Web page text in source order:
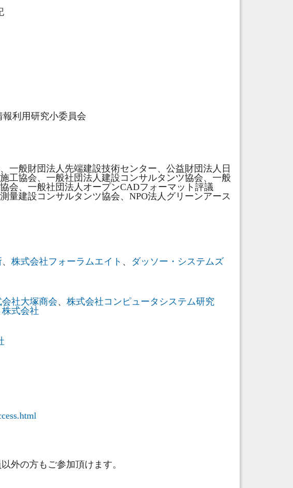
利用研究小委員会
一般財団法人先端建設技術センター、公益財団法人日
工協会、一般社団法人建設コンサルタンツ協会、一般
会、一般社団法人オープンCADフォーマット評議
量建設コンサルタンツ協会、NPO法人グリーンアース
、 株式会社フォーラムエイト 、 ダッソー・システムズ
社大塚商会、 株式会社コンピュータシステム研究
式会社
外の方もご参加頂けます。